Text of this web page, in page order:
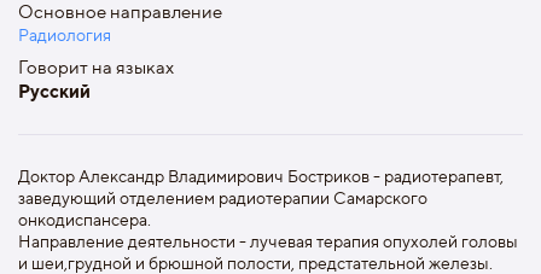
Основное направление
Радиология
Говорит на языках
Русский
Доктор Александр Владимирович Бостриков - радиотерапевт,
заведующий отделением радиотерапии Самарского
онкодиспансера.
Направление деятельности - лучевая терапия опухолей головы
и шеи,грудной и брюшной полости, предстательной железы.